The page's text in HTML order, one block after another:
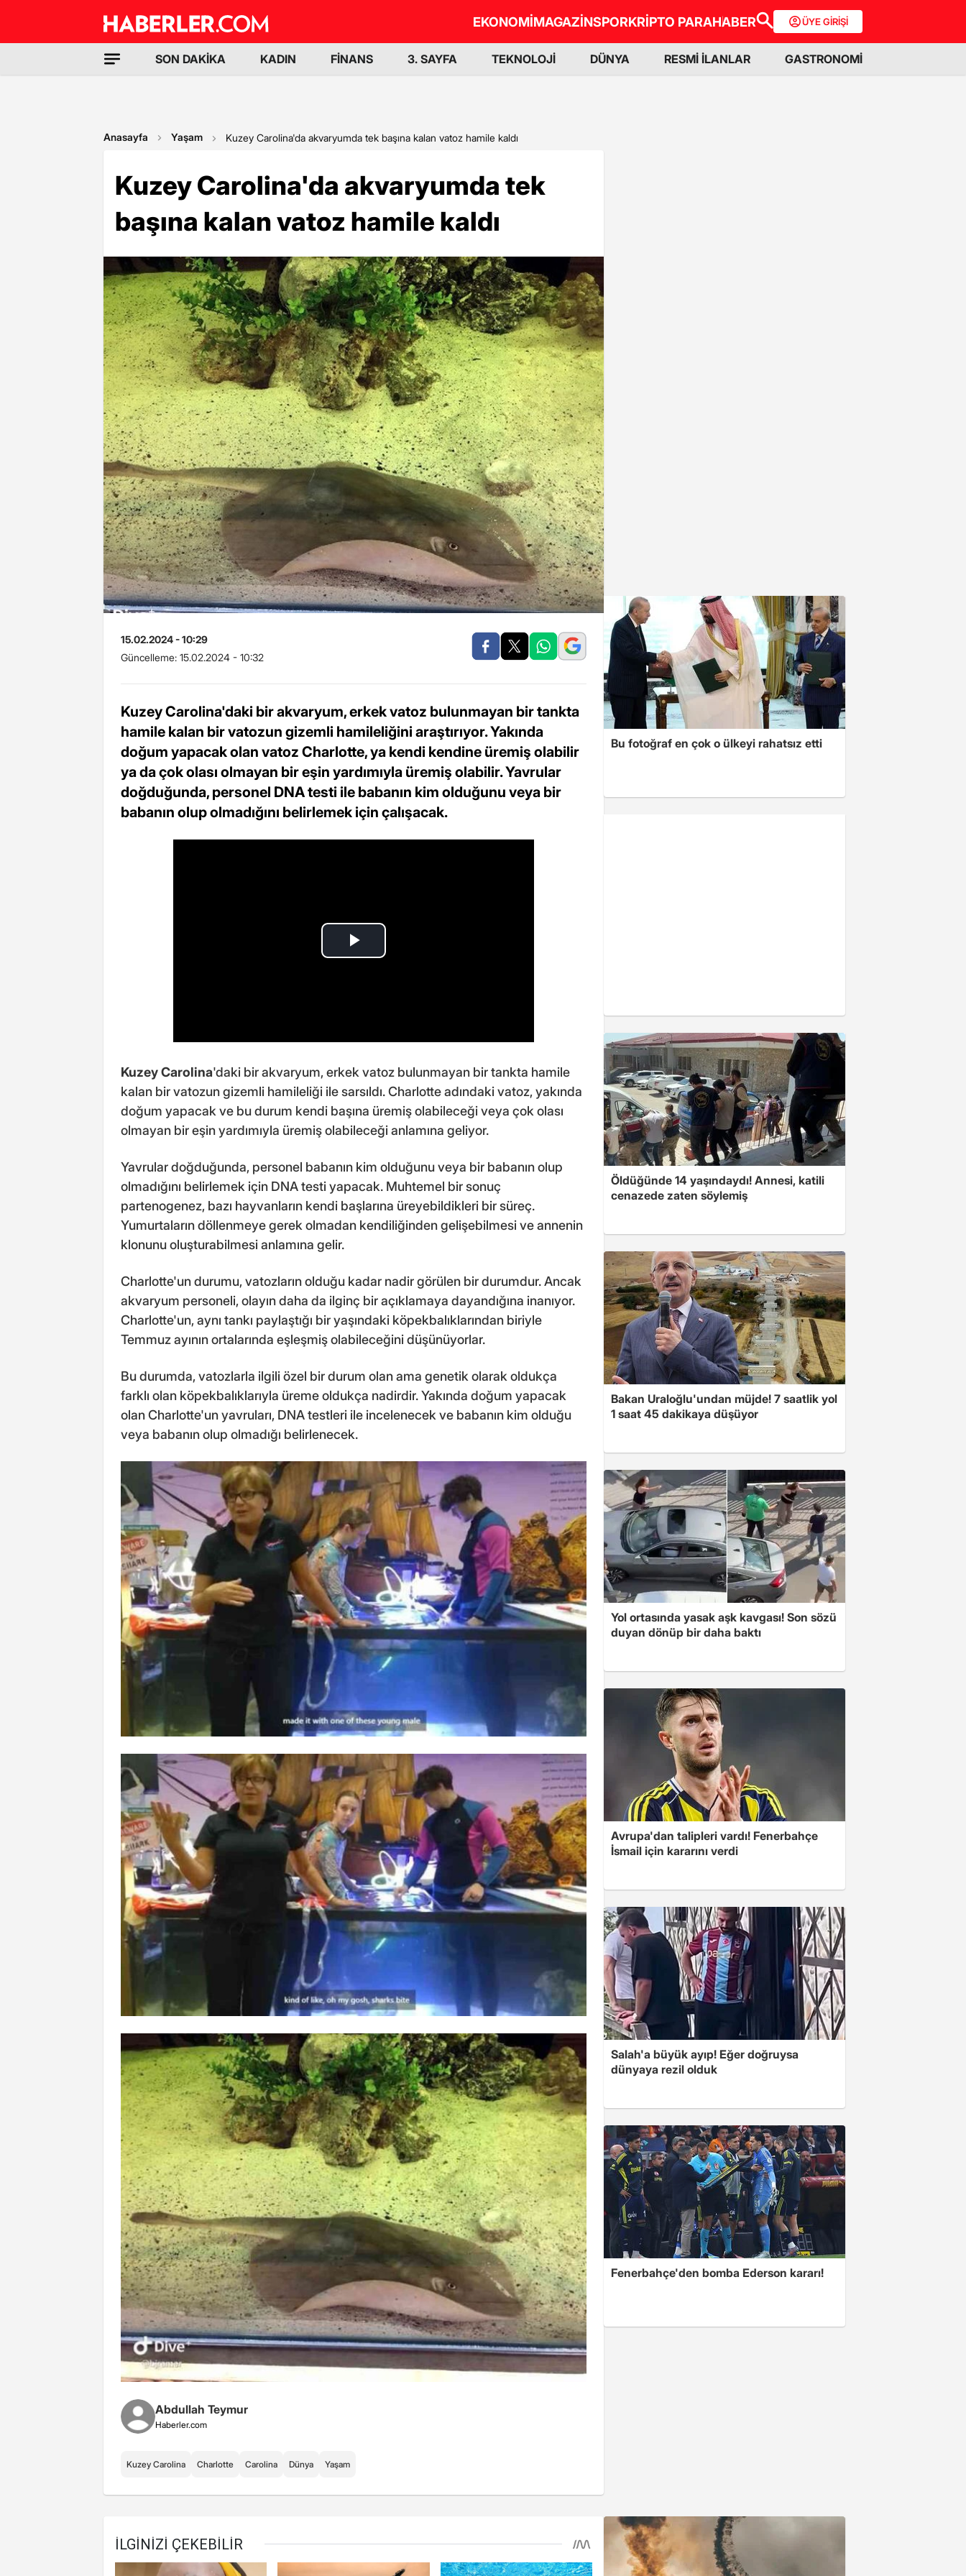
EKONOMİMAGAZİNSPORKRİPTO PARAHABER ÜYE GİRİŞİ
SON DAKİKA KADIN FİNANS 3. SAYFA TEKNOLOJİ DÜNYA RESMİ İLANLAR GASTRONOMİ
Anasayfa Yaşam Kuzey Carolina'da akvaryumda tek başına kalan vatoz hamile kaldı
Kuzey Carolina'da akvaryumda tek
başına kalan vatoz hamile kaldı
15.02.2024 - 10:29
Güncelleme: 15.02.2024 - 10:32
Kuzey Carolina'daki bir akvaryum, erkek vatoz bulunmayan bir tankta
hamile kalan bir vatozun gizemli hamileliğini araştırıyor. Yakında
doğum yapacak olan vatoz Charlotte, ya kendi kendine üremiş olabilir
ya da çok olası olmayan bir eşin yardımıyla üremiş olabilir. Yavrular
doğduğunda, personel DNA testi ile babanın kim olduğunu veya bir
babanın olup olmadığını belirlemek için çalışacak.
Kuzey Carolina'daki bir akvaryum, erkek vatoz bulunmayan bir tankta hamile
kalan bir vatozun gizemli hamileliği ile sarsıldı. Charlotte adındaki vatoz, yakında
doğum yapacak ve bu durum kendi başına üremiş olabileceği veya çok olası
olmayan bir eşin yardımıyla üremiş olabileceği anlamına geliyor.
Yavrular doğduğunda, personel babanın kim olduğunu veya bir babanın olup
olmadığını belirlemek için DNA testi yapacak. Muhtemel bir sonuç
partenogenez, bazı hayvanların kendi başlarına üreyebildikleri bir süreç.
Yumurtaların döllenmeye gerek olmadan kendiliğinden gelişebilmesi ve annenin
klonunu oluşturabilmesi anlamına gelir.
Charlotte'un durumu, vatozların olduğu kadar nadir görülen bir durumdur. Ancak
akvaryum personeli, olayın daha da ilginç bir açıklamaya dayandığına inanıyor.
Charlotte'un, aynı tankı paylaştığı bir yaşındaki köpekbalıklarından biriyle
Temmuz ayının ortalarında eşleşmiş olabileceğini düşünüyorlar.
Bu durumda, vatozlarla ilgili özel bir durum olan ama genetik olarak oldukça
farklı olan köpekbalıklarıyla üreme oldukça nadirdir. Yakında doğum yapacak
olan Charlotte'un yavruları, DNA testleri ile incelenecek ve babanın kim olduğu
veya babanın olup olmadığı belirlenecek.
Abdullah Teymur
Haberler.com
Kuzey Carolina Charlotte Carolina Dünya Yaşam
Bu fotoğraf en çok o ülkeyi rahatsız etti
Öldüğünde 14 yaşındaydı! Annesi, katili
cenazede zaten söylemiş
Bakan Uraloğlu'undan müjde! 7 saatlik yol
1 saat 45 dakikaya düşüyor
Yol ortasında yasak aşk kavgası! Son sözü
duyan dönüp bir daha baktı
Avrupa'dan talipleri vardı! Fenerbahçe
İsmail için kararını verdi
Salah'a büyük ayıp! Eğer doğruysa
dünyaya rezil olduk
Fenerbahçe'den bomba Ederson kararı!